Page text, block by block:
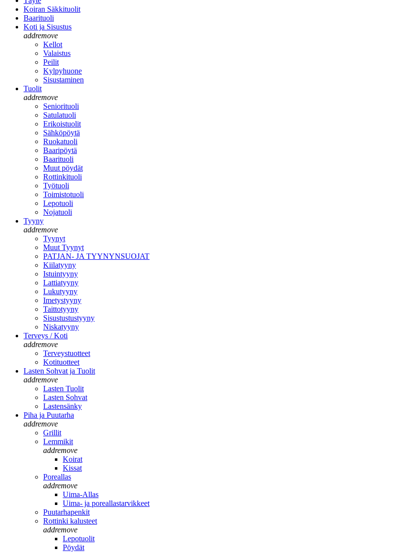
Koiran Säkkituolit
Baarituoli
Koti ja Sisustus
addremove
Kellot
Valaistus
Peilit
Kylpyhuone
Sisustaminen
Tuolit
addremove
Seniorituoli
Satulatuoli
Erikoistuolit
Sähköpöytä
Ruokatuoli
Baaripöytä
Baarituoli
Muut pöydät
Rottinkituoli
Työtuoli
Toimistotuoli
Lepotuoli
Nojatuoli
Tyyny
addremove
Tyynyt
Muut Tyynyt
PATJAN- JA TYYNYNSUOJAT
Kiilatyyny
Istuintyyny
Lattiatyyny
Lukutyyny
Imetystyyny
Taittotyyny
Sisustustustyyny
Niskatyyny
Terveys / Koti
addremove
Terveystuotteet
Kotituotteet
Lasten Sohvat ja Tuolit
addremove
Lasten Tuolit
Lasten Sohvat
Lastensänky
Piha ja Puutarha
addremove
Grillit
Lemmikit
addremove
Koirat
Kissat
Poreallas
addremove
Uima-Allas
Uima- ja poreallastarvikkeet
Puutarhapenkit
Rottinki kalusteet
addremove
Lepotuolit
Pöydät